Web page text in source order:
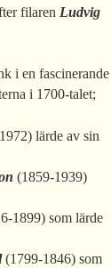
filaren Ludvig
i en fascinerande
i 1700-talet;
lärde av sin
(1859-1939)
1899) som lärde
(1799-1846) som